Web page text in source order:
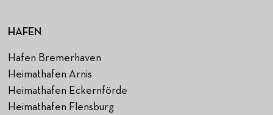
HAFEN
Hafen Bremerhaven
Heimathafen Arnis
Heimathafen Eckernförde
Heimathafen Flensburg